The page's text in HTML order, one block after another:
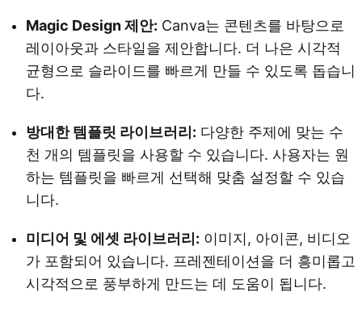
Magic Design 제안: Canva는 콘텐츠를 바탕으로
레이아웃과 스타일을 제안합니다. 더 나은 시각적
균형으로 슬라이드를 빠르게 만들 수 있도록 돕습니
다.
방대한 템플릿 라이브러리: 다양한 주제에 맞는 수
천 개의 템플릿을 사용할 수 있습니다. 사용자는 원
하는 템플릿을 빠르게 선택해 맞춤 설정할 수 있습
니다.
미디어 및 에셋 라이브러리: 이미지, 아이콘, 비디오
가 포함되어 있습니다. 프레젠테이션을 더 흥미롭고
시각적으로 풍부하게 만드는 데 도움이 됩니다.